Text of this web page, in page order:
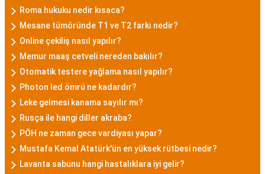
Roma hukuku nedir kısaca?
Mesane tümöründe T1 ve T2 farkı nedir?
Online çekiliş nasıl yapılır?
Memur maaş cetveli nereden bakılır?
Otomatik testere yağlama nasıl yapılır?
Photon led ömrü ne kadardır?
Leke gelmesi kanama sayılır mı?
Rusça ile hangi diller akraba?
PÖH ne zaman gece vardiyası yapar?
Mustafa Kemal Atatürk'ün en yüksek rütbesi nedir?
Lavanta sabunu hangi hastalıklara iyi gelir?